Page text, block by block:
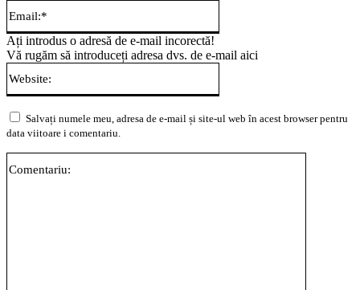
Ați introdus o adresă de e-mail incorectă!
Vă rugăm să introduceți adresa dvs. de e-mail aici
Salvați numele meu, adresa de e-mail și site-ul web în acest browser pentru
data viitoare i comentariu.